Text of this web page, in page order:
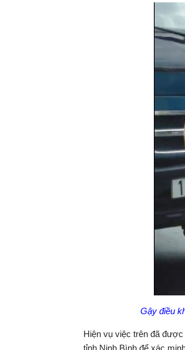
Gậy điều
Hiện vụ việc trên đã
tỉnh Ninh Bình để xác